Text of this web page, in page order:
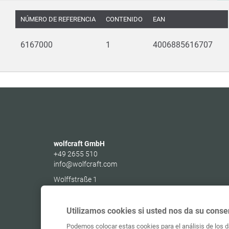
NÚMERO DE REFERENCIA CONTENIDO EAN
6167000 1 4006885616707
wolfcraft GmbH
+49 2655 510
info@wolfcraft.com
Wolffstraße 1
Utilizamos cookies si usted nos da su
Podemos colocar estas cookies para el análisis de los